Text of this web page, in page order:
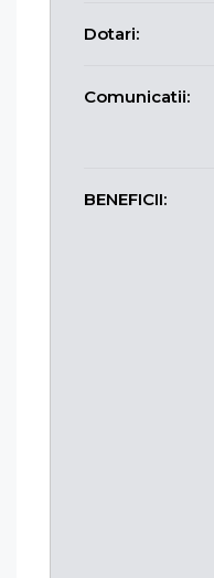
Dotari:
Comunicatii:
BENEFICII: